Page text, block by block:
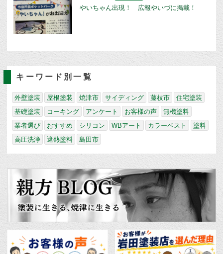
やいちゃん出現！ 広報やいづに掲載！
キーワード別一覧
外壁塗装 屋根塗装 焼津市 サイディング 藤枝市
住宅塗装
基礎塗装
コーキング アンケート お客様の声
無機塗料
業者選び
おすすめ シリコン WBアート カラーベスト
塗料
高圧洗浄
遮熱塗料 島田市